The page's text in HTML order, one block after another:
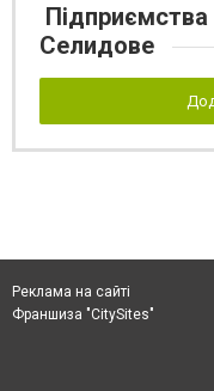
Підприємства
Селидове
Реклама на сайті
Франшиза "CitySites"